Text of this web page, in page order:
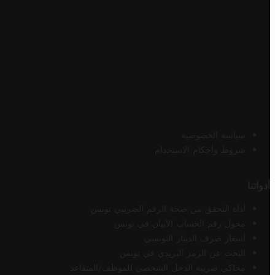
سياسة الخصوصية
شروط وأحكام الاستخدام
أدواتنا
أداة التحقق من صحة الرقم الضريبي تونس
محول رقم الحساب الآيبان في تونس
أسعار صرف الدينار التونسي
البحث عن الرمز البريدي في تونس
محاكي ضريبة الدخل الشخصي للموظف/المتقاعد